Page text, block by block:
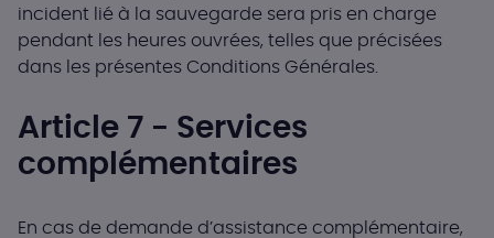
incident lié à la sauvegarde sera pris en charge
pendant les heures ouvrées, telles que précisées
dans les présentes Conditions Générales.
Article 7 - Services
complémentaires
En cas de demande d’assistance complémentaire,